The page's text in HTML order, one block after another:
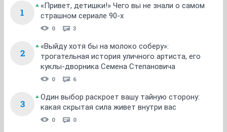
1
«Привет, детишки!» Чего вы не знали о самом
страшном сериале 90-х
0 3
2
«Выйду хотя бы на молоко соберу»:
трогательная история уличного артиста, его
куклы-дворника Семена Степановича
0 6
3
Один выбор раскроет вашу тайную сторону:
какая скрытая сила живет внутри вас
0 0